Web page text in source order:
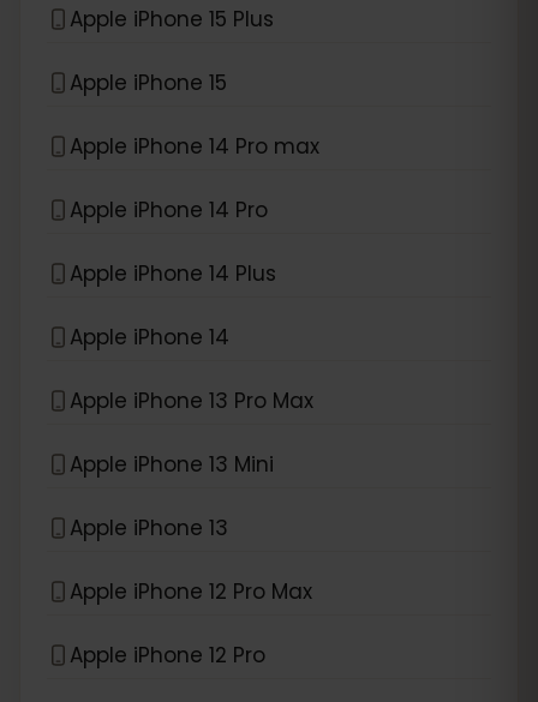
Apple iPhone 15 Plus
Apple iPhone 15
Apple iPhone 14 Pro max
Apple iPhone 14 Pro
Apple iPhone 14 Plus
Apple iPhone 14
Apple iPhone 13 Pro Max
Apple iPhone 13 Mini
Apple iPhone 13
Apple iPhone 12 Pro Max
Apple iPhone 12 Pro